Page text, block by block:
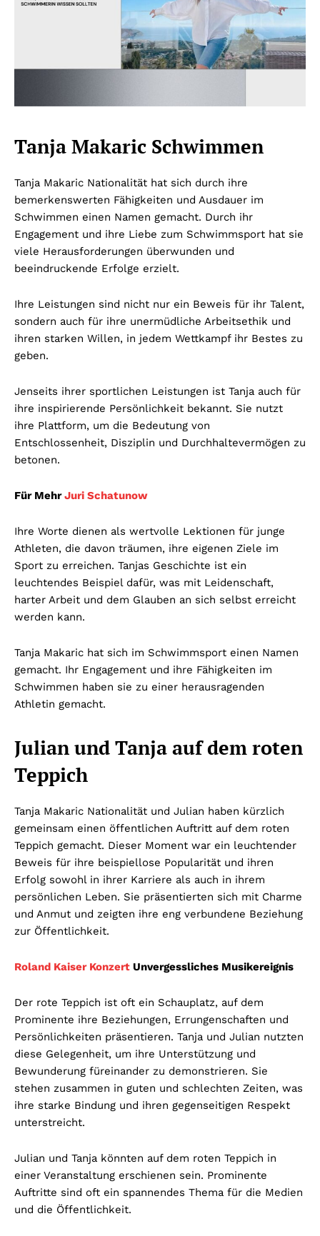
Tanja Makaric Schwimmen
Tanja Makaric Nationalität hat sich durch ihre
bemerkenswerten Fähigkeiten und Ausdauer im
Schwimmen einen Namen gemacht. Durch ihr
Engagement und ihre Liebe zum Schwimmsport hat sie
viele Herausforderungen überwunden und
beeindruckende Erfolge erzielt.
Ihre Leistungen sind nicht nur ein Beweis für ihr Talent,
sondern auch für ihre unermüdliche Arbeitsethik und
ihren starken Willen, in jedem Wettkampf ihr Bestes zu
geben.
Jenseits ihrer sportlichen Leistungen ist Tanja auch für
ihre inspirierende Persönlichkeit bekannt. Sie nutzt
ihre Plattform, um die Bedeutung von
Entschlossenheit, Disziplin und Durchhaltevermögen zu
betonen.
Für MehrJuri Schatunow
Ihre Worte dienen als wertvolle Lektionen für junge
Athleten, die davon träumen, ihre eigenen Ziele im
Sport zu erreichen. Tanjas Geschichte ist ein
leuchtendes Beispiel dafür, was mit Leidenschaft,
harter Arbeit und dem Glauben an sich selbst erreicht
werden kann.
Tanja Makaric hat sich im Schwimmsport einen Namen
gemacht. Ihr Engagement und ihre Fähigkeiten im
Schwimmen haben sie zu einer herausragenden
Athletin gemacht.
Julian und Tanja auf dem roten
Teppich
Tanja Makaric Nationalität und Julian haben kürzlich
gemeinsam einen öffentlichen Auftritt auf dem roten
Teppich gemacht. Dieser Moment war ein leuchtender
Beweis für ihre beispiellose Popularität und ihren
Erfolg sowohl in ihrer Karriere als auch in ihrem
persönlichen Leben. Sie präsentierten sich mit Charme
und Anmut und zeigten ihre eng verbundene Beziehung
zur Öffentlichkeit.
Roland Kaiser Konzert Unvergessliches Musikereignis
Der rote Teppich ist oft ein Schauplatz, auf dem
Prominente ihre Beziehungen, Errungenschaften und
Persönlichkeiten präsentieren. Tanja und Julian nutzten
diese Gelegenheit, um ihre Unterstützung und
Bewunderung füreinander zu demonstrieren. Sie
stehen zusammen in guten und schlechten Zeiten, was
ihre starke Bindung und ihren gegenseitigen Respekt
unterstreicht.
Julian und Tanja könnten auf dem roten Teppich in
einer Veranstaltung erschienen sein. Prominente
Auftritte sind oft ein spannendes Thema für die Medien
und die Öffentlichkeit.